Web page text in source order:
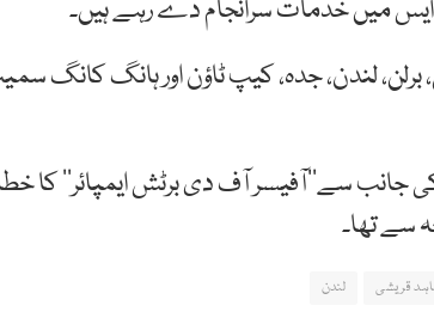
ایس میں خدمات سرانجام دے رہے ہیں۔
برلن، لندن، جدہ، کیپ ٹاؤن اور ہانگ
کی جانب سے’’آفیسر آف دی برٹش ایمپائر‘‘ کا
سے تھا۔
قریشی لندن